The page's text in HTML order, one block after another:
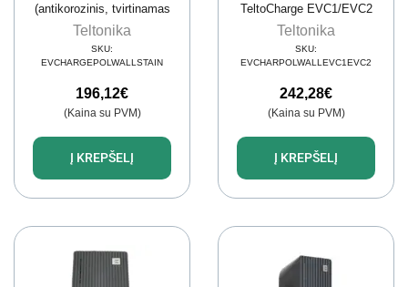
(antikorozinis, tvirtinamas
ant žemės, nerūdijantis
plienas)
Teltonika
SKU:
EVCHARGEPOLWALLSTAIN
196,12€
(Kaina su PVM)
Į KREPŠELĮ
TeltoCharge EVC1/EVC2
(vienpusis, nerūdijantis
plienas)
Teltonika
SKU:
EVCHARPOLWALLEVC1EVC2
242,28€
(Kaina su PVM)
Į KREPŠELĮ